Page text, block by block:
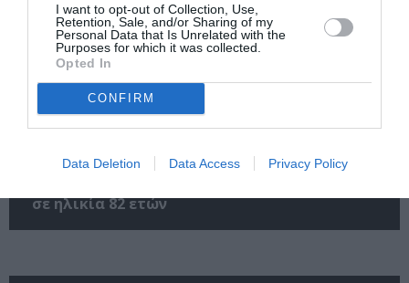
I want to opt-out of Collection, Use,
Retention, Sale, and/or Sharing of my
Personal Data that Is Unrelated with the
Purposes for which it was collected.
Opted In
CONFIRM
Data Deletion Data Access Privacy Policy
Ο Λάκης Χαλκιάς,
εκπρόσωπος της
μουσικής μας
σε ηλικία 82 ετών
είσοδο σε δύο μέλη
των Massive Attack